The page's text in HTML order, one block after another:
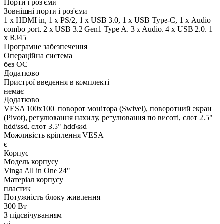
Порти і роз'єми
Зовнішні порти і роз'єми
1 x HDMI in, 1 x PS/2, 1 x USB 3.0, 1 x USB Type-C, 1 х Audio
combo port, 2 x USB 3.2 Gen1 Type A, 3 x Audio, 4 x USB 2.0, 1
x RJ45
Програмне забезпечення
Операційна система
без ОС
Додатково
Пристрої введення в комплекті
немає
Додатково
VESA 100x100, поворот монітора (Swivel), поворотний екран
(Pivot), регулювання нахилу, регулювання по висоті, слот 2.5"
hdd\ssd, слот 3.5" hdd\ssd
Можливість кріплення VESA
є
Корпус
Модель корпусу
Vinga All in One 24"
Матеріал корпусу
пластик
Потужність блоку живлення
300 Вт
З підсвічуванням